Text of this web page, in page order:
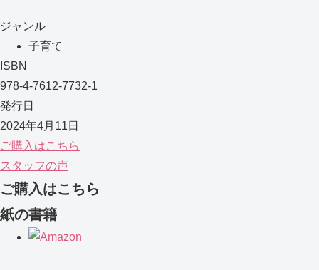
ジャンル
子育て
ISBN
978-4-7612-7732-1
発行日
2024年4月11日
ご購入はこちら
スタッフの声
ご購入はこちら
紙の書籍